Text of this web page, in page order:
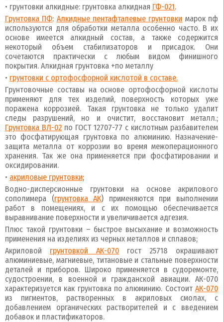
• грунтовки алкидные: грунтовка алкидная ГФ-021.
Грунтовка ПФ: Алкидные пентафталевые грунтовки марок пф
используются для обработки металла особенно часто. В их
основе имеется алкидный состав, а также содержится
некоторый объем стабилизаторов и присадок. Они
сочетаются практически с любым видом финишного
покрытия. Алкидная грунтовка +по металлу
• грунтовки с ортофосфорной кислотой в составе.
Грунтовочные составы на основе ортофосфорной кислоты
применяют для тех изделий, поверхность которых уже
поражена коррозией. Такая грунтовка не только удалит
следы разрушений, но и очистит, восстановит металл.;
Грунтовка ВЛ-02 по ГОСТ 12707-77 с кислотным разбавителем
это фосфатирующая грунтовка по алюминию. Назначение-
защита металла от коррозии во время межоперационного
хранения. Так же она применяется при фосфатировании и
оксидировании.
• акриловые грунтовки;
Водно-дисперсионные грунтовки на основе акрилового
сополимера (грунтовка АК) применяются при выполнении
работ в помещениях, и с их помощью обеспечивается
выравнивание поверхности и увеличивается адгезия.
Плюс такой грунтовки – быстрое высыхание и возможность
применения на изделиях из черных металлов и сплавов;
Акриловой грунтовкой АК-070 гост 25718 окрашивают
алюминиевые, магниевые, титановые и стальные поверхности
деталей и приборов. Широко применяется в судоремонте,
судостроении, в военной и гражданской авиации. АК-070
характеризуется как грунтовка по алюминию. Состоит АК-070
из пигментов, растворенных в акриловых смолах, с
добавлением органических растворителей и с введением
добавок и пластификаторов.